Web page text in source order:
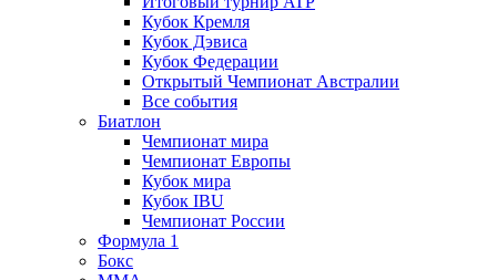
Кубок Кремля
Кубок Дэвиса
Кубок Федерации
Открытый Чемпионат Австралии
Все события
Биатлон
Чемпионат мира
Чемпионат Европы
Кубок мира
Кубок IBU
Чемпионат России
Формула 1
Бокс